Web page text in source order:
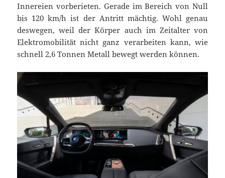
Innereien vorberieten. Gerade im Bereich von Null
bis 120 km/h ist der Antritt mächtig. Wohl genau
deswegen, weil der Körper auch im Zeitalter von
Elektromobilität nicht ganz verarbeiten kann, wie
schnell 2,6 Tonnen Metall bewegt werden können.